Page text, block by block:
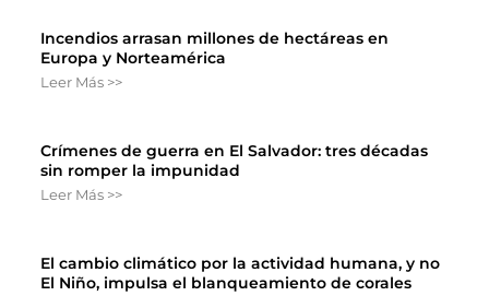
Incendios arrasan millones de hectáreas en
Europa y Norteamérica
Leer Más >>
Crímenes de guerra en El Salvador: tres décadas
sin romper la impunidad
Leer Más >>
El cambio climático por la actividad humana, y no
El Niño, impulsa el blanqueamiento de corales